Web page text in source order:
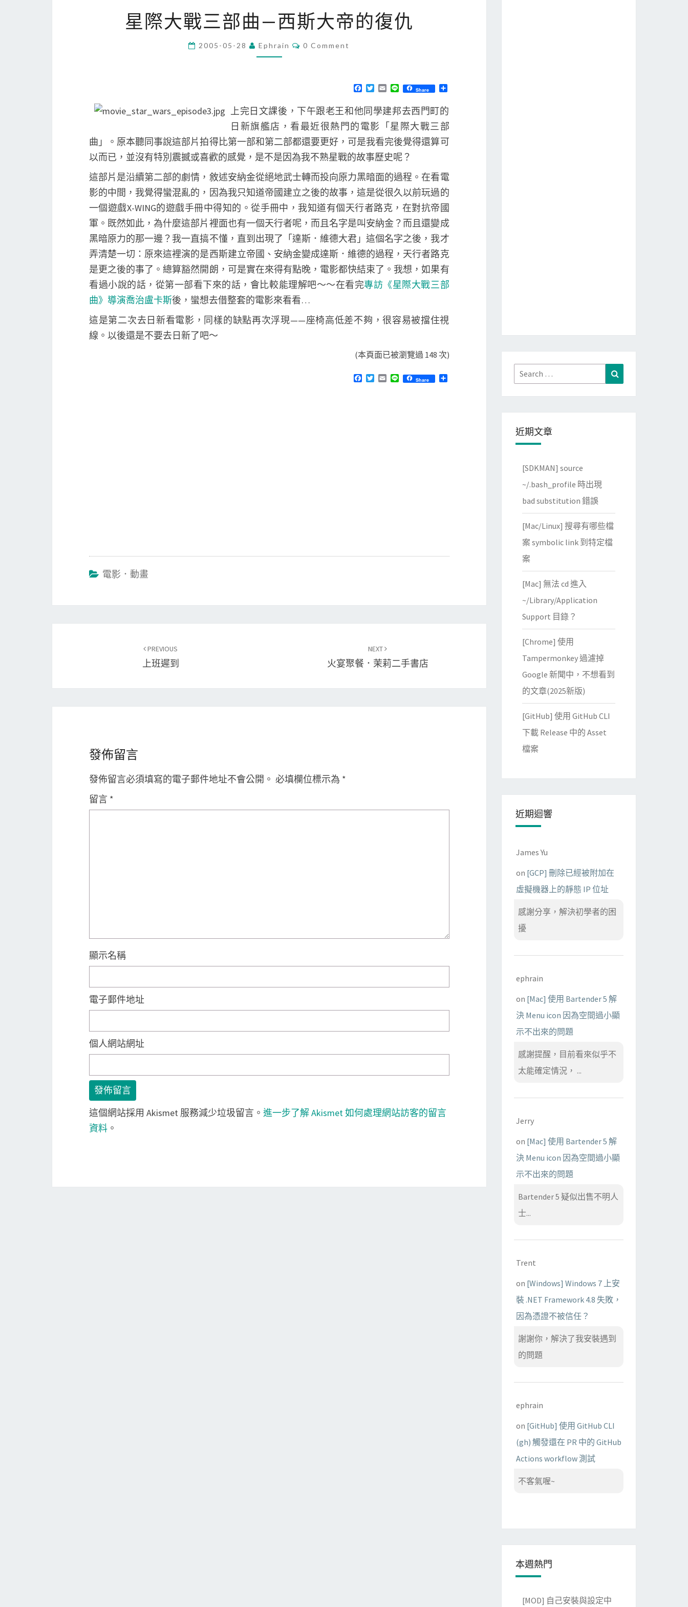
際
戰
—
西
斯
大
帝
的
復
仇
星際大戰三部曲—西斯大帝的復仇
2005-05-28 Ephrain
C
0 Comment
F
c
e
b
o
o
k
T
i
t
t
e
r
E
a
i
l
L
n
e
Share
分
上完日文課後，下午跟老王和他同學建邦去西門町的
日新旗艦店，看最近很熱門的電影「星際大戰三部
曲」。原本聽同事說這部片拍得比第一部和第二部都還要更好，可是我看完後覺得還算可
以而已，並沒有特別震撼或喜歡的感覺，是不是因為我不熟星戰的故事歷史呢？
這部片是沿續第二部的劇情，敘述安納金從絕地武士轉而投向原力黑暗面的過程。在看電
影的中間，我覺得蠻混亂的，因為我只知道帝國建立之後的故事，這是從很久以前玩過的
一個遊戲X-WING的遊戲手冊中得知的。從手冊中，我知道有個天行者路克，在對抗帝國
軍。既然如此，為什麼這部片裡面也有一個天行者呢，而且名字是叫安納金？而且還變成
黑暗原力的那一邊？我一直搞不懂，直到出現了「達斯．維德大君」這個名字之後，我才
弄清楚一切：原來這裡演的是西斯建立帝國、安納金變成達斯．維德的過程，天行者路克
是更之後的事了。總算豁然開朗，可是實在來得有點晚，電影都快結束了。我想，如果有
看過小說的話，從第一部看下來的話，會比較能理解吧～～在看完專訪《星際大戰三部
曲》導演喬治盧卡斯後，蠻想去借整套的電影來看看…
這是第二次去日新看電影，同樣的缺點再次浮現——座椅高低差不夠，很容易被擋住視
線。以後還是不要去日新了吧～
(本頁面已被瀏覽過 148 次)
F
T
E
L
Share
分
電影．動畫
PREVIOUS
上班遲到
NEXT
火宴聚餐．茉莉二手書店
發佈留言
發佈留言必須填寫的電子郵件地址不會公開。 必填欄位標示為 *
留言 *
顯示名稱
電子郵件地址
個人網站網址
這個網站採用 Akismet 服務減少垃圾留言。 進一步了解 Akismet 如何處理網站訪客的留言
資料 。
Search
for:
近期文章
[SDKMAN] source
~/.bash_profile 時出現
bad substitution 錯誤
[Mac/Linux] 搜尋有哪些檔
案 symbolic link 到特定檔
案
[Mac] 無法 cd 進入
~/Library/Application
Support 目錄？
[Chrome] 使用
Tampermonkey 過濾掉
Google 新聞中，不想看到
的文章(2025新版)
[GitHub] 使用 GitHub CLI
下載 Release 中的 Asset
檔案
近期迴響
James Yu
on [GCP] 刪除已經被附加在
虛擬機器上的靜態 IP 位址
感謝分享，解決初學者的困
擾
ephrain
on [Mac] 使用 Bartender 5 解
決 Menu icon 因為空間過小顯
示不出來的問題
感謝提醒，目前看來似乎不
太能確定情況， ...
Jerry
on [Mac] 使用 Bartender 5 解
決 Menu icon 因為空間過小顯
示不出來的問題
Bartender 5 疑似出售不明人
士...
Trent
on [Windows] Windows 7 上安
裝 .NET Framework 4.8 失敗，
因為憑證不被信任？
謝謝你，解決了我安裝遇到
的問題
ephrain
on [GitHub] 使用 GitHub CLI
(gh) 觸發還在 PR 中的 GitHub
Actions workflow 測試
不客氣喔~
本週熱門
[MOD] 自己安裝與設定中